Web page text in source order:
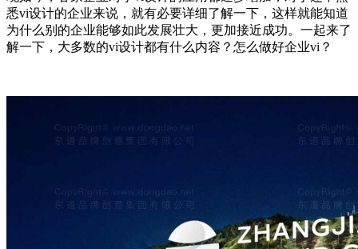
悉vi设计的企业来说，就有必要详细了解一下，这样就能知道
为什么别的企业能够如此发展壮大，更加接近成功。一起来了
解一下，大多数的vi设计都有什么内容？怎么做好企业vi？